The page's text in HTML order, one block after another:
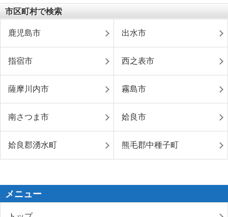
市区町村で検索
鹿児島市 出水市
指宿市 西之表市
薩摩川内市 霧島市
南さつま市 姶良市
姶良郡湧水町 熊毛郡中種子町
メニュー